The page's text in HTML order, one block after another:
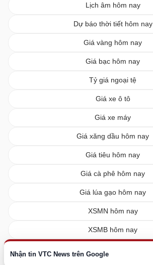
Nhận tin VTC News trên Google
Lịch âm hôm nay
Dự báo thời tiết hôm nay
Giá vàng hôm nay
Giá bạc hôm nay
Tỷ giá ngoại tệ
Giá xe ô tô
Giá xe máy
Giá xăng dầu hôm nay
Giá tiêu hôm nay
Giá cà phê hôm nay
Giá lúa gạo hôm nay
XSMN hôm nay
XSMB hôm nay